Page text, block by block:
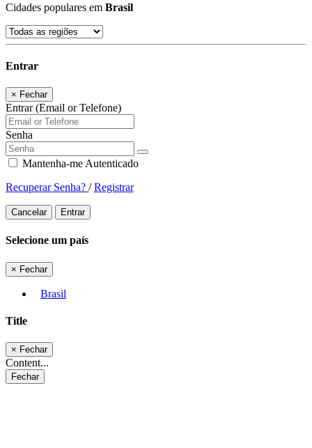
Cidades populares em Brasil
Entrar
× Fechar
Entrar (Email or Telefone)
Senha
Mantenha-me Autenticado
Recuperar Senha? /Registrar
Cancelar Entrar
Selecione um país
× Fechar
Brasil
Title
× Fechar
Content...
Fechar